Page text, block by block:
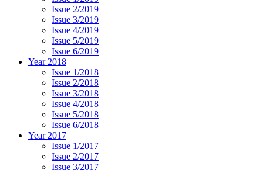
Issue 2/2019
Issue 3/2019
Issue 4/2019
Issue 5/2019
Issue 6/2019
Year 2018
Issue 1/2018
Issue 2/2018
Issue 3/2018
Issue 4/2018
Issue 5/2018
Issue 6/2018
Year 2017
Issue 1/2017
Issue 2/2017
Issue 3/2017